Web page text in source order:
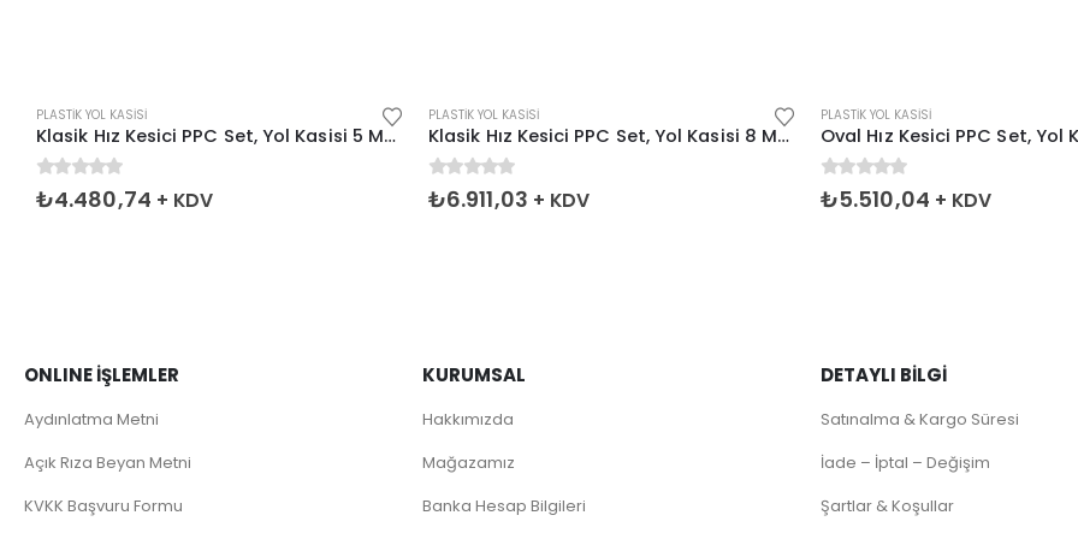
PLASTIK YOL KASISI
Klasik Hız Kesici PPC Set, Yol Kasisi 5 Metre
0 5 üzerinden
₺4.480,74 + KDV
PLASTIK YOL KASISI
Klasik Hız Kesici PPC Set, Yol Kasisi 8 Metre
0 5 üzerinden
₺6.911,03 + KDV
PLASTIK YOL KASISI
0 5 üzerinden
₺5.510,04 + KDV
ONLINE İŞLEMLER
Aydınlatma Metni
Açık Rıza Beyan Metni
KVKK Başvuru Formu
KURUMSAL
Hakkımızda
Mağazamız
Banka Hesap Bilgileri
DETAYLI BILGI
Satınalma & Kargo Süresi
İade – İptal – Değişim
Şartlar & Koşullar